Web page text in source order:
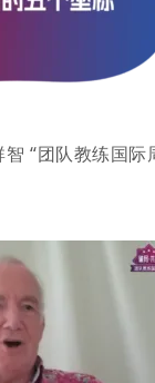
“团队教练国